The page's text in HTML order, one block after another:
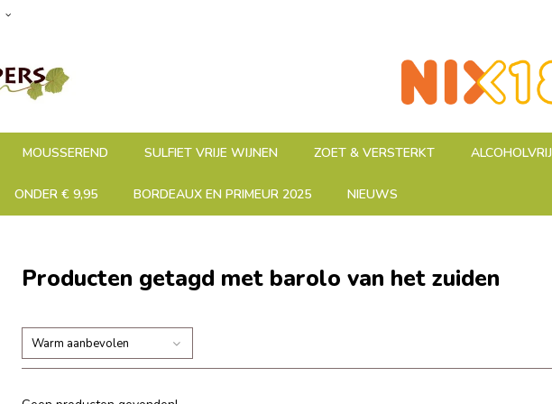
MOUSSEREND SULFIET VRIJE WIJNEN ZOET & VERSTERKT ALCOHOLVRIJ
ONDER € 9,95 BORDEAUX EN PRIMEUR 2025 NIEUWS
Producten getagd met barolo van het zuiden
Warm aanbevolen